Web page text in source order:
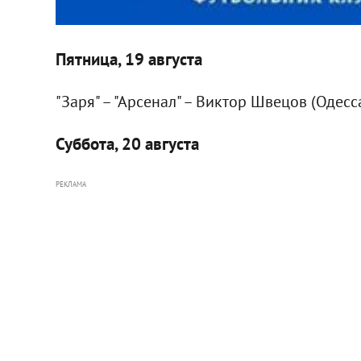
Пятница, 19 августа
"Заря" – "Арсенал" – Виктор Швецов
Суббота, 20 августа
РЕКЛАМА